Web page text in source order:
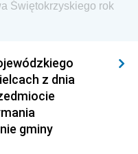
Świętokrzyskiego rok
z dnia
gminy